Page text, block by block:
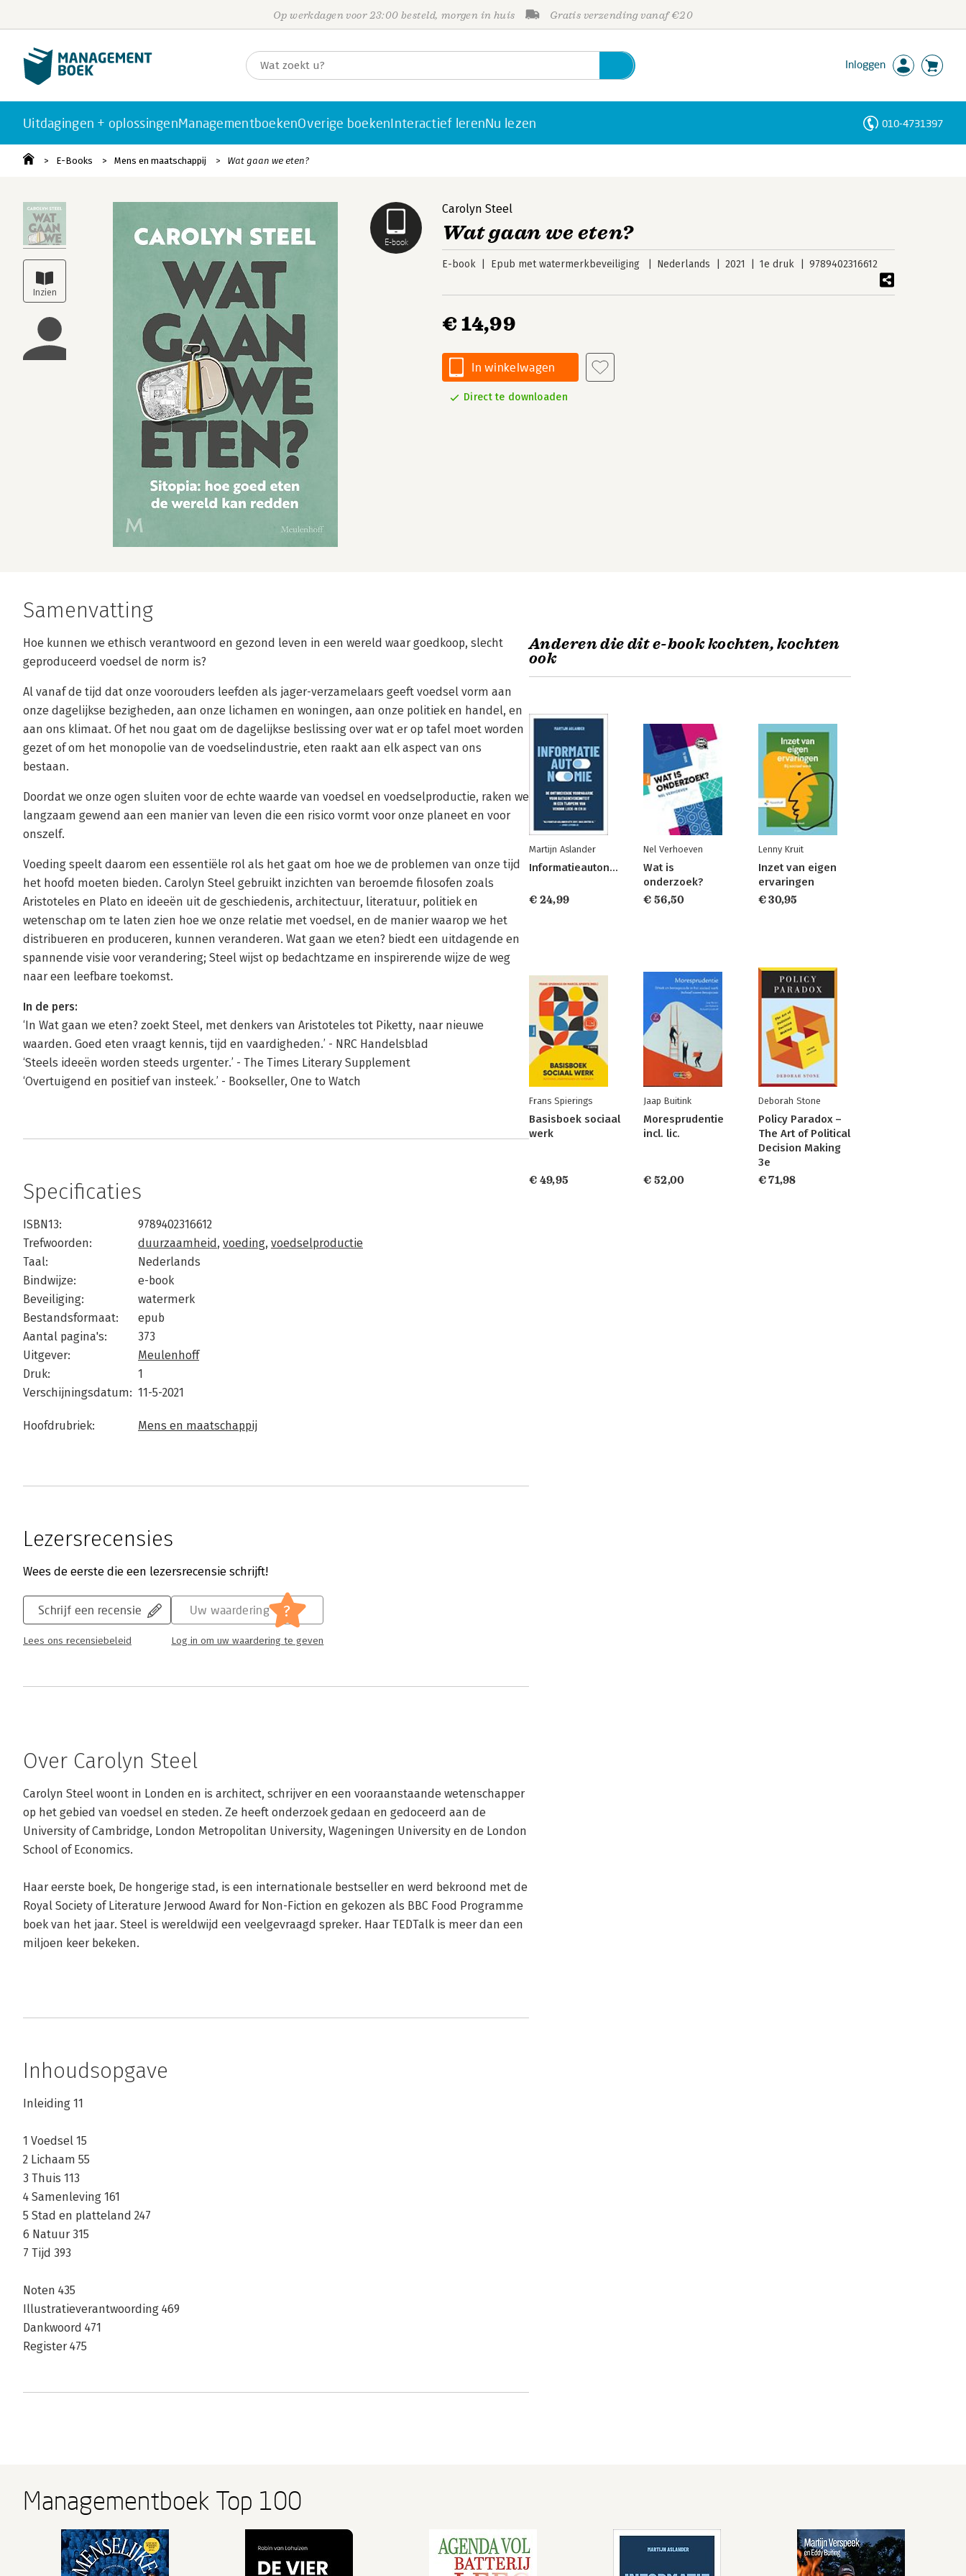
Op werkdagen voor 23:00 besteld, morgen in huis Gratis verzending vanaf €20
Inloggen
Uitdagingen + oplossingenManagementboekenOverige boekenInteractief lerenNu lezen 010-4731397
E-Books Mens en maatschappij Wat gaan we eten?
E-book
Carolyn Steel
Wat gaan we eten?
E-book Epub met watermerkbeveiliging Nederlands 2021 1e druk 9789402316612
€ 14,99
In winkelwagen
Direct te downloaden
Samenvatting
Hoe kunnen we ethisch verantwoord en gezond leven in een wereld waar goedkoop, slecht
geproduceerd voedsel de norm is?
Al vanaf de tijd dat onze voorouders leefden als jager-verzamelaars geeft voedsel vorm aan
onze dagelijkse bezigheden, aan onze lichamen en woningen, aan onze politiek en handel, en
aan ons klimaat. Of het nou gaat om de dagelijkse beslissing over wat er op tafel moet worden
gezet of om het monopolie van de voedselindustrie, eten raakt aan elk aspect van ons
bestaan.
Doordat we onze ogen sluiten voor de echte waarde van voedsel en voedselproductie, raken we
langzaam gewend aan een manier van leven die een risico vormt voor onze planeet en voor
onszelf.
Voeding speelt daarom een essentiële rol als het gaat om hoe we de problemen van onze tijd
het hoofd moeten bieden. Carolyn Steel gebruikt inzichten van beroemde filosofen zoals
Aristoteles en Plato en ideeën uit de geschiedenis, architectuur, literatuur, politiek en
wetenschap om te laten zien hoe we onze relatie met voedsel, en de manier waarop we het
distribueren en produceren, kunnen veranderen. Wat gaan we eten? biedt een uitdagende en
spannende visie voor verandering; Steel wijst op bedachtzame en inspirerende wijze de weg
naar een leefbare toekomst.
In de pers:
‘In Wat gaan we eten? zoekt Steel, met denkers van Aristoteles tot Piketty, naar nieuwe
waarden. Goed eten vraagt kennis, tijd en vaardigheden.’ - NRC Handelsblad
‘Steels ideeën worden steeds urgenter.’ - The Times Literary Supplement
‘Overtuigend en positief van insteek.’ - Bookseller, One to Watch
Specificaties
ISBN13:
9789402316612
Trefwoorden:
duurzaamheid, voeding, voedselproductie
Taal:
Nederlands
Bindwijze:
e-book
Beveiliging:
watermerk
Bestandsformaat:
epub
Aantal pagina's:
373
Uitgever:
Meulenhoff
Druk:
1
Verschijningsdatum: 11-5-2021
Hoofdrubriek: Mens en maatschappij
Lezersrecensies
Wees de eerste die een lezersrecensie schrijft!
Schrijf een recensie
Lees ons recensiebeleid
Uw waardering ?
Log in om uw waardering te geven
Over Carolyn Steel
Carolyn Steel woont in Londen en is architect, schrijver en een vooraanstaande wetenschapper
op het gebied van voedsel en steden. Ze heeft onderzoek gedaan en gedoceerd aan de
University of Cambridge, London Metropolitan University, Wageningen University en de London
School of Economics.
Haar eerste boek, De hongerige stad, is een internationale bestseller en werd bekroond met de
Royal Society of Literature Jerwood Award for Non-Fiction en gekozen als BBC Food Programme
boek van het jaar. Steel is wereldwijd een veelgevraagd spreker. Haar TEDTalk is meer dan een
miljoen keer bekeken.
Inhoudsopgave
Inleiding 11
1 Voedsel 15
2 Lichaam 55
3 Thuis 113
4 Samenleving 161
5 Stad en platteland 247
6 Natuur 315
7 Tijd 393
Noten 435
Illustratieverantwoording 469
Dankwoord 471
Register 475
Anderen die dit e-book kochten, kochten
ook
Martijn Aslander
Informatieautonomie
€ 24,99
Nel Verhoeven
Wat is
onderzoek?
€ 56,50
Lenny Kruit
Inzet van eigen
ervaringen
€ 30,95
Frans Spierings
Basisboek sociaal
werk
€ 49,95
Jaap Buitink
Moresprudentie
incl. lic.
€ 52,00
Deborah Stone
Policy Paradox –
The Art of Political
Decision Making
3e
€ 71,98
Managementboek Top 100
Personen